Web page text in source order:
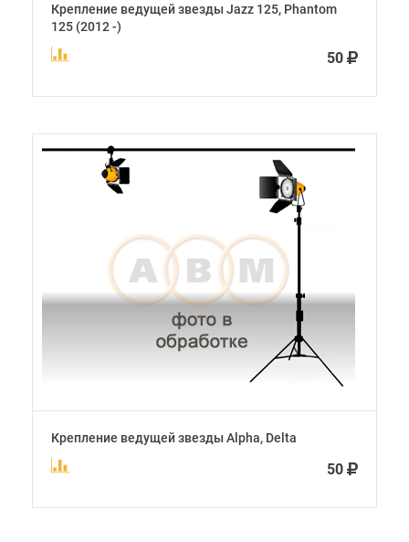
Крепление ведущей звезды Jazz 125, Phantom
125 (2012 -)
50
Крепление ведущей звезды Alpha, Delta
50